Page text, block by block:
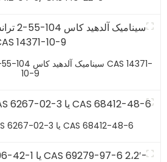
10-9
آنتی‌اکسیدان BLE CAS 6267-02-3 یا CAS 68412-48-6